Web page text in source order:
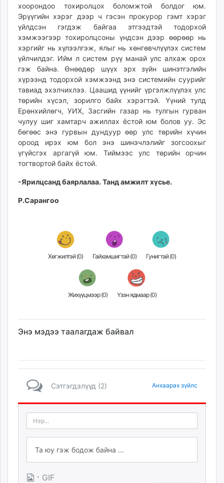
хоорондоо тохиролцох боломжтой болдог юм.
Эрүүгийн хэрэг дээр ч гэсэн прокурор гэмт хэрэг
үйлдсэн гэгдэж байгаа этгээдтэй тодорхой
хэмжээгээр тохиролцсоны үндсэн дээр өөрөөр нь
хэргийг нь хүлээлгэж, ялыг нь хөнгөвчлүүлэх систем
үйлчилдэг. Ийм л систем рүү манай улс алхаж орох
гэж байна. Өнөөдөр шүүх эрх зүйн шинэтгэлийн
хүрээнд тодорхой хэмжээнд энэ системийн суурийг
тавиад эхэлчихлээ. Цаашид үүнийг үргэлжлүүлэх улс
төрийн хүсэл, зорилго байх хэрэгтэй. Үүний тулд
Ерөнхийлөгч, УИХ, Засгийн газар нь тулгын гурван
чулуу шиг хамтарч ажиллах ёстой юм болов уу. Эс
бөгөөс энэ гурвын дундуур өөр улс төрийн хүчин
ороод ирэх юм бол энэ шинэчлэлийг зогсоохыг
үгүйсгэх аргагүй юм. Тиймээс улс төрийн орчин
тогтвортой байх ёстой.
-Ярилцсанд баярлалаа. Танд амжилт хүсье.
Р.Сарангоо
Хөгжилтэй (0) Гайхамшигтай (0) Гунигтай (0)
Жихүүцмээр (0) Үзэн ядмаар (0)
Энэ мэдээ таалагдаж байвал
Сэтгэгдэлүүд (2) Анхаарах зүйлс
· GIF